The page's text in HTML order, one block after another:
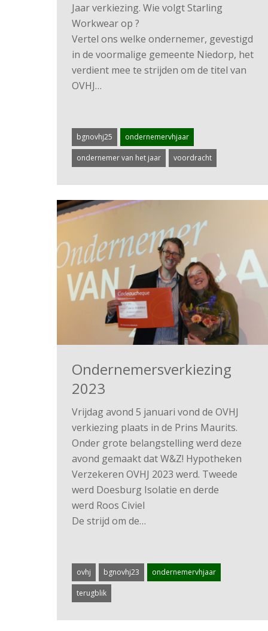
Jaar verkiezing. Wie volgt Starling
Workwear op ?
Vertel ons welke ondernemer, gevestigd
in de voormalige gemeente Niedorp, het
verdient mee te strijden om de titel van
OVHJ…
bgnovhj25 ondernemervhjaar
ondernemer van het jaar voordracht
Ondernemersverkiezing
2023
Vrijdag avond 5 januari vond de OVHJ
verkiezing plaats in de Prins Maurits.
Onder grote belangstelling werd deze
avond gemaakt dat W&Z! Hypotheken
Verzekeren OVHJ 2023 werd. Tweede
werd Doesburg Isolatie en derde
werd Roos Civiel
De strijd om de…
ovhj bgnovhj23 ondernemervhjaar
terugblik